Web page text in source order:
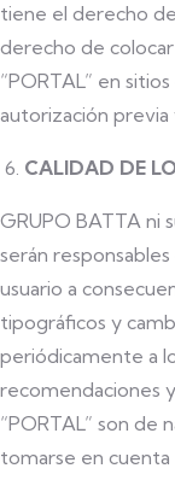
tiene el derecho de
derecho de
“PORTAL” en
autorización
CALIDAD DE
GRUPO BATTA ni
serán
usuario a
tipográficos y
periódicamente a
recomendaciones
“PORTAL” son de
tomarse en cuenta